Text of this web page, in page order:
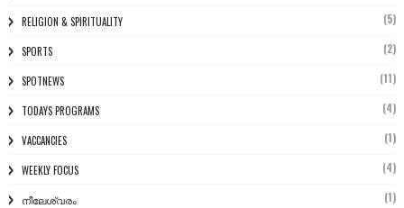
RELIGION & SPIRITUALITY (5)
SPORTS (2)
SPOTNEWS (11)
TODAYS PROGRAMS (4)
VACCANCIES (1)
WEEKLY FOCUS (4)
നീലേശ്വരം (1)